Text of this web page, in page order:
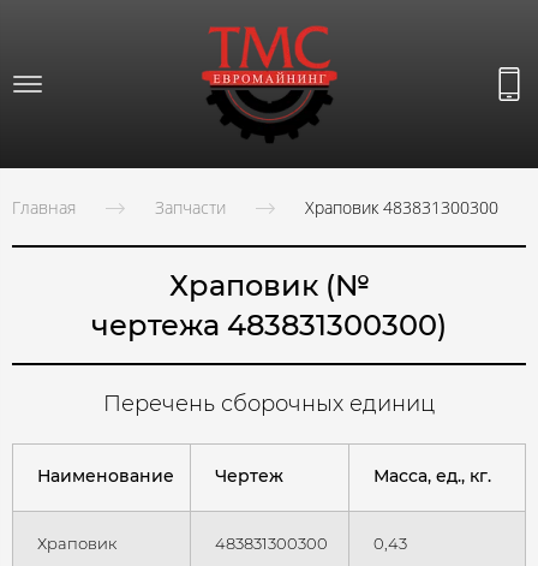
Главная Запчасти Храповик 483831300300
Храповик (№
чертежа 483831300300)
Перечень сборочных единиц
Наименование Чертеж Масса, ед., кг.
Храповик 483831300300 0,43